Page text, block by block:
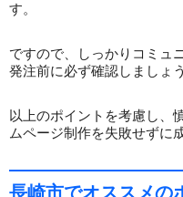
す。
ですので、しっかりコミュ
発注前に必ず確認しましょ
以上のポイントを考慮し、
ムページ制作を失敗せずに
長崎市でオススメの